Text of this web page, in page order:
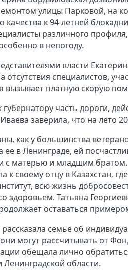
улицы Парковой, на
качества к 94-летней
различного
в непогоду.
власти
отсутствия специалистов,
вызывает платную скорую
часть дороги,
заверила, что на лето
как у большинства
ее в Ленинграде, ей
с матерью и младшим
к своему отцу в Казахстан,
всю жизнь
здоровьем. Татьяна
оставаться
семье об
могут рассчитывать от
обещала лично
Ленинградской области.